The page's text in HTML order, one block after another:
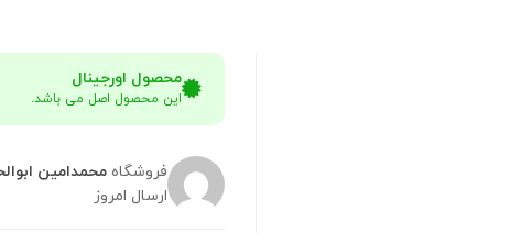
محصول اورجینال
این محصول اصل می باشد.
فروشگاهمحمدامین
ارسال امروز